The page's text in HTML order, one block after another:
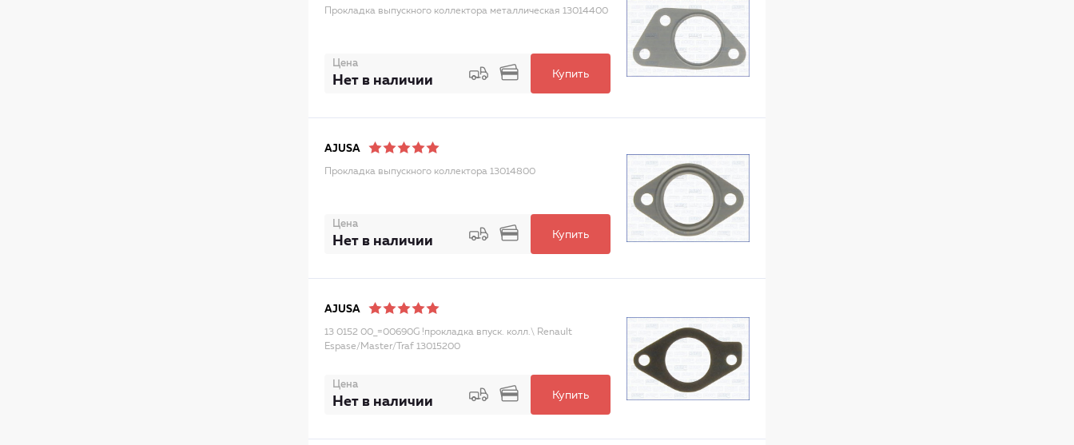
Прокладка выпускного коллектора металлическая 13014400
Цена
Нет в наличии Купить
AJUSA
Прокладка выпускного коллектора 13014800
Цена
Нет в наличии Купить
AJUSA
13 0152 00_=00690G !прокладка впуск. колл.\ Renault
Espase/Master/Traf 13015200
Цена
Нет в наличии Купить